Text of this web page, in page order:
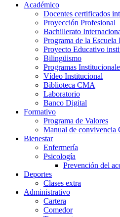
Académico
Docentes certificados
Proyección Profesional
Bachillerato
Programa de la Escuela
Proyecto Educativo
Bilingüismo
Programas
Vídeo Institucional
Biblioteca CMA
Laboratorio
Banco Digital
Formativo
Programa de Valores
Manual de convivencia
Bienestar
Enfermería
Psicología
Prevención del
Deportes
Clases extra
Administrativo
Cartera
Comedor